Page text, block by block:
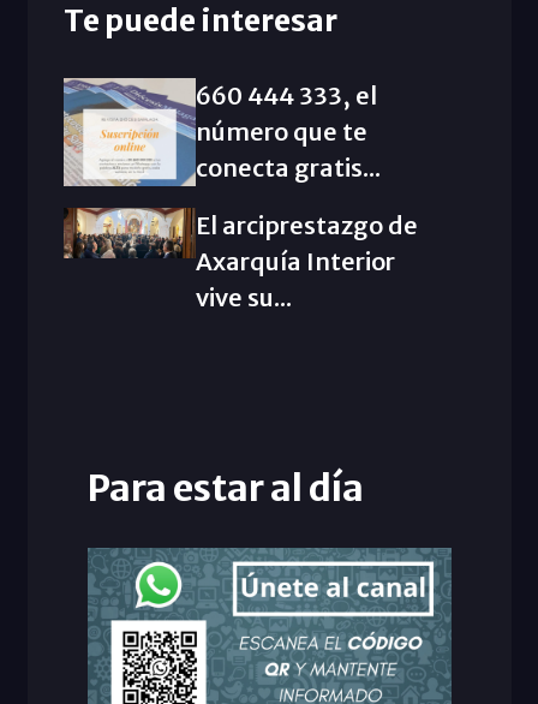
Te puede interesar
660 444 333, el
número que te
conecta gratis...
El arciprestazgo de
Axarquía Interior
vive su...
Para estar al día